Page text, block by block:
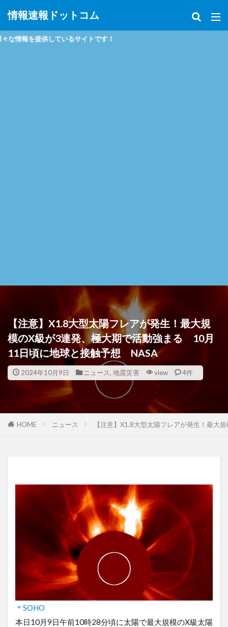
情報速報ドットコム
いるサイトです！
【注意】X1.8大型太陽フレアが発生！最大規
模のX級が3連発、極大期で活動強まる 10月
11日頃に地球と接触予想 NASA
2024年10月9日 ニュース, 地震災害 view 4件
HOME ニュース 【注意】X1.8大型太陽フレアが発生！最
＊SOHO
本日10月9日午前10時28分頃に太陽で最大規模のX級太陽